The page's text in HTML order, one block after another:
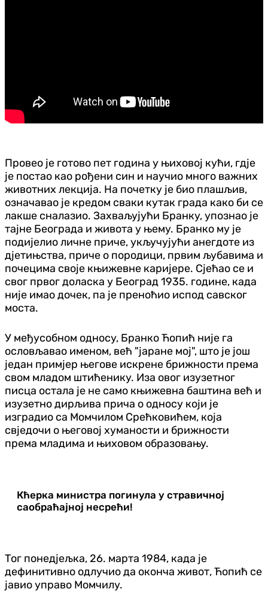
Провео је готово пет година у њиховој кући, гдје
је постао као рођени син и научио много важних
животних лекција. На почетку је био плашљив,
означавао је кредом сваки кутак града како би се
лакше сналазио. Захваљујући Бранку, упознао је
тајне Београда и живота у њему. Бранко му је
подијелио личне приче, укључујући анегдоте из
дјетињства, приче о породици, првим љубавима и
почецима своје књижевне каријере. Сјећао се и
свог првог доласка у Београд 1935. године, када
није имао дочек, па је преноћио испод савског
моста.
У међусобном односу, Бранко Ћопић није га
ословљавао именом, већ "јаране мој", што је још
један примјер његове искрене брижности према
свом младом штићенику. Иза овог изузетног
писца остала је не само књижевна баштина већ и
изузетно дирљива прича о односу који је
изградио са Момчилом Срећковићем, која
свједочи о његовој хуманости и брижности
према младима и њиховом образовању.
Кћерка министра погинула у стравичној
саобраћајној несрећи!
Тог понедјељка, 26. марта 1984, када је
дефинитивно одлучио да оконча живот, Ћопић се
јавио управо Момчилу.